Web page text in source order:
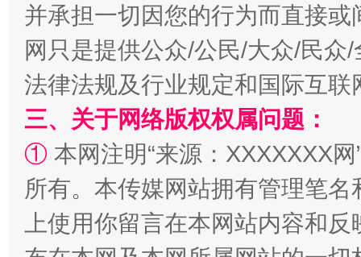
全民健身五年计划来了！等你上场
阿坝州三大球赛在茂县开幕 规模
并承担一切因您的行为而直接
网只是提供公众/公民/大众/民
法律法规及行业规定和国际互
三、关于网络版权权属问题：
① 本网注明“来源：XXXXXXX
所有。本传媒网站拥有管理笔
上使用你留言在本网站内容和